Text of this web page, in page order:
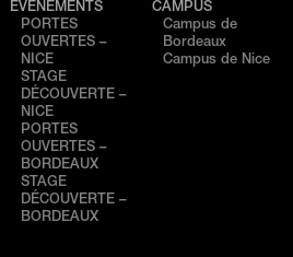
ÉVÉNEMENTS
PORTES
OUVERTES –
NICE
STAGE
DÉCOUVERTE –
NICE
PORTES
OUVERTES –
BORDEAUX
STAGE
DÉCOUVERTE –
BORDEAUX
CAMPUS
Campus de
Bordeaux
Campus de Nice